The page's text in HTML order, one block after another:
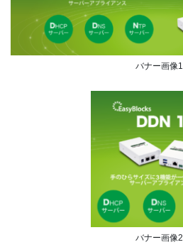
バナー画像1
バナー画像2